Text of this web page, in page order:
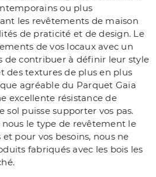
ou plus
les revêtements de maison
de praticité et de design. Le
de vos locaux avec un
de contribuer à définir leur style
des textures de plus en plus
agréable du Parquet Gaia
excellente résistance de
sol puisse supporter vos pas.
nous le type de revêtement le
pour vos besoins, nous ne
fabriqués avec les bois les